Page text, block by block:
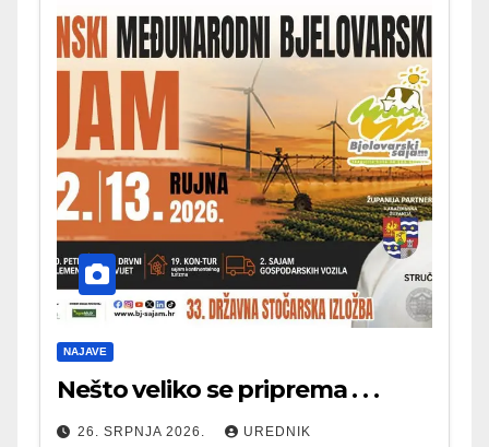
NAJAVE
Nešto veliko se priprema . . .
26. SRPNJA 2026. UREDNIK